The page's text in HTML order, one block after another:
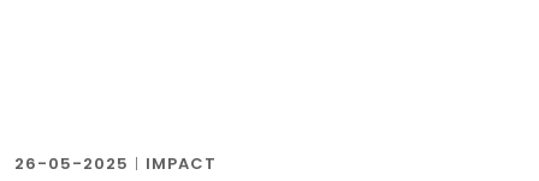
26-05-2025 | IMPACT